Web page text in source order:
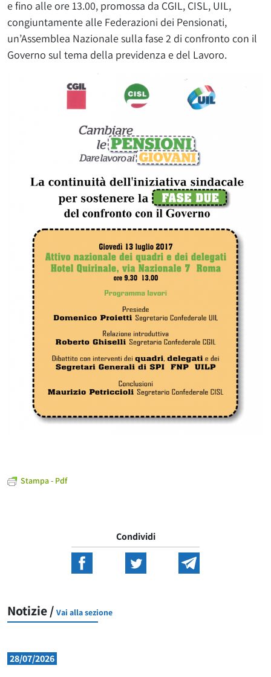
e fino alle ore 13.00, promossa da CGIL, CISL, UIL,
congiuntamente alle Federazioni dei Pensionati,
un’Assemblea Nazionale sulla fase 2 di confronto con il
Governo sul tema della previdenza e del Lavoro.
Stampa - Pdf
Condividi
Notizie / Vai alla sezione
28/07/2026